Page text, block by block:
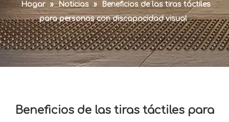
Hogar » Noticias »
Beneficios de las tiras táctiles
para personas con discapacidad visual
Beneficios de las tiras táctiles para